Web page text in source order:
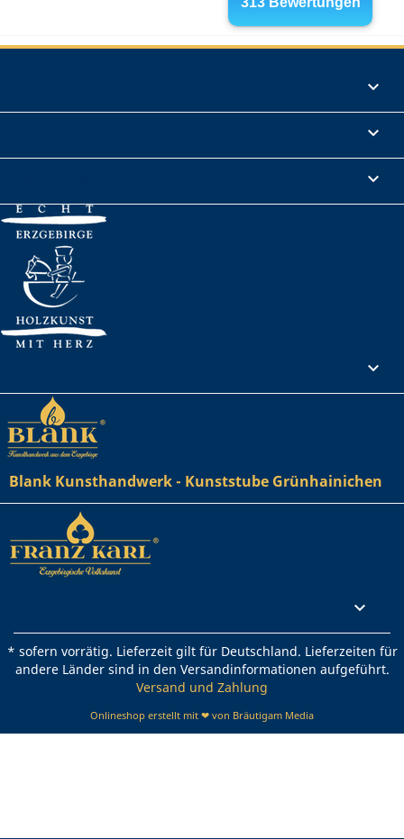




Blank Kunsthandwerk - Kunststube Grünhainichen

* sofern vorrätig. Lieferzeit gilt für Deutschland. Lieferzeiten für
andere Länder sind in den Versandinformationen aufgeführt.
Versand und Zahlung
Onlineshop erstellt mit ❤ von Bräutigam Media